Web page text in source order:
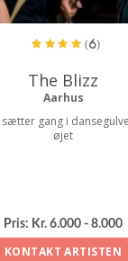
(6)
The Blizz
Aarhus
gang i
øjet
Pris: Kr. 6.000 - 8.000
KONTAKT ARTISTEN